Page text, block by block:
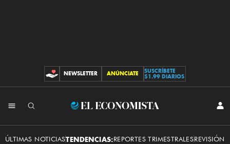
CONTRIBUCIONES
NEWSLETTER ANÚNCIATE
SUSCRÍBETE
$1.99 DIARIOS
El
ÚLTIMAS NOTICIASTENDENCIAS:REPORTES TRIMESTRALESREVISIÓN